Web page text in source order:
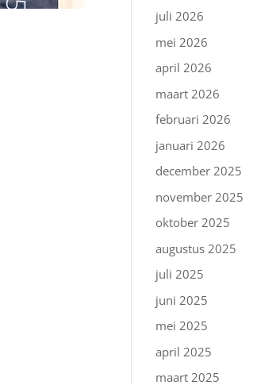
juli 2026
mei 2026
april 2026
maart 2026
februari 2026
januari 2026
december 2025
november 2025
oktober 2025
augustus 2025
juli 2025
juni 2025
mei 2025
april 2025
maart 2025